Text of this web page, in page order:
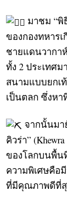
มาชม “พิ
ของกองทหาร
ชายแดนวากาห์
ทั้ง 2 ประเทศ
สนามแบบยกเ
เป็นตลก ซึ่งห
จากนั้นมา
คิวร่า”
ของโลกบนพื้น
ความพิเศษคือ
ที่มีคุณภาพดีที่